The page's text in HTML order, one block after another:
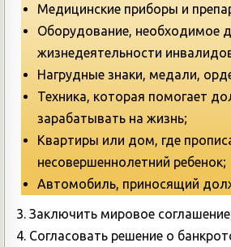
Медицинские приборы и
Оборудование, необходимое
жизнедеятельности
Нагрудные знаки, медали,
Техника, которая помогает
зарабатывать на жизнь;
Квартиры или дом, где
несовершеннолетний ребенок;
Автомобиль, приносящий
Заключить мировое
Согласовать решение о